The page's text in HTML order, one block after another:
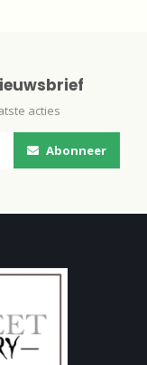
acties
Abonneer